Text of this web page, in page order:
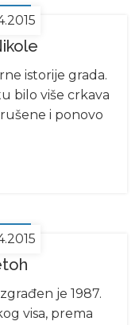
istorije grada.
bilo više crkava
i ponovo
je 1987.
visa, prema